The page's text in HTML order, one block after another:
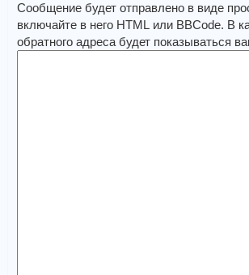
Сообщение будет отправлено в виде
включайте в него HTML или BBCode. В
обратного адреса будет показываться